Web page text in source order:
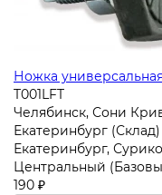
Ножка
T001LFT
Челябинск, Сони
Екатеринбург (Склад)
Екатеринбург,
Центральный
190 ₽